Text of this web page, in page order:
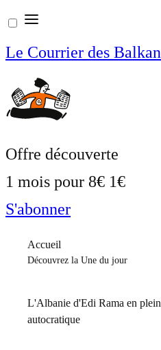
Aller
au
contenu
Le Courrier des
Offre découverte
1 mois pour 8€ 1€
S'abonner
Accueil
Découvrez la Une du jour
L'Albanie d'Edi Rama en
autocratique